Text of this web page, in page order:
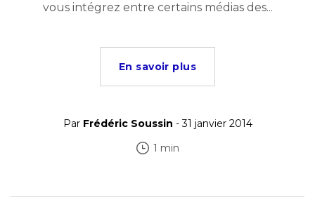
vous intégrez entre certains médias des...
En savoir plus
Par Frédéric Soussin - 31 janvier 2014
1 min